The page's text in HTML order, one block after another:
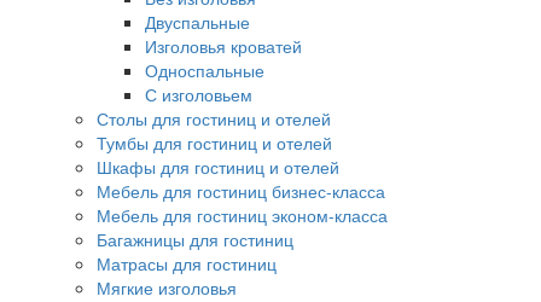
Двуспальные
Изголовья кроватей
Односпальные
С изголовьем
Столы для гостиниц и отелей
Тумбы для гостиниц и отелей
Шкафы для гостиниц и отелей
Мебель для гостиниц бизнес-класса
Мебель для гостиниц эконом-класса
Багажницы для гостиниц
Матрасы для гостиниц
Мягкие изголовья